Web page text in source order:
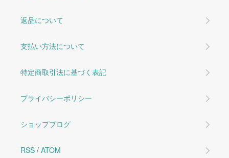
返品について
支払い方法について
特定商取引法に基づく表記
プライバシーポリシー
ショップブログ
RSS / ATOM